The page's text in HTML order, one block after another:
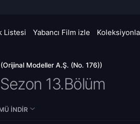
Listesi Yabancı Film izle
Modeller A.Ş. (No. 176))
13.Bölüm
İNDIR